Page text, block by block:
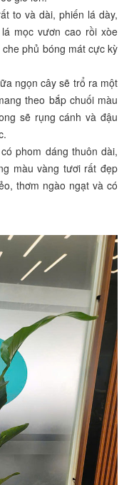
to và dài, phiến lá dày,
mọc vươn cao rồi xòe
phủ bóng mát cực kỳ
ngọn cây sẽ trổ ra một
theo bắp chuối màu
sẽ rụng cánh và đậu
phom dáng thuôn dài,
màu vàng tươi rất đẹp
thơm ngào ngạt và có